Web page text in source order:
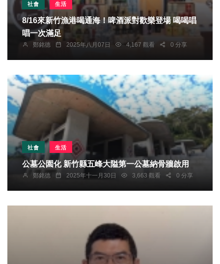
社會 生活
8/16來新竹漁港喝通海！啤酒派對歡樂登場 喝喝唱
唱一次滿足
鄭銘德 2025年八月07日 4,167 觀看 0 分享
社會 生活
公墓公園化 新竹縣五峰大隘第一公墓納骨牆啟用
鄭銘德 2025年十一月30日 3,663 觀看 0 分享